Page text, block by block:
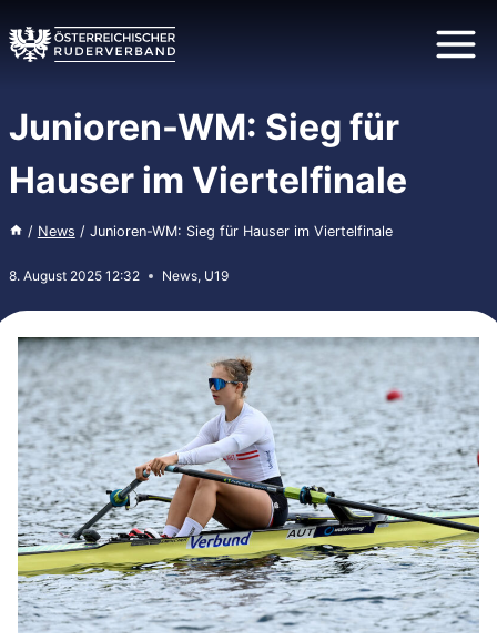
Inhalt
springen
Junioren-WM: Sieg für
Hauser im Viertelfinale
/ News / Junioren-WM: Sieg für Hauser im Viertelfinale
8. August 2025 12:32 News, U19